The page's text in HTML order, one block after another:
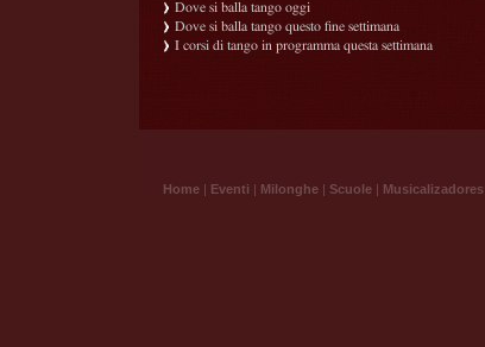
Dove si balla tango oggi
Dove si balla tango questo fine settimana
I corsi di tango in programma questa settimana
Home | Eventi | Milonghe | Scuole | Musicalizadores